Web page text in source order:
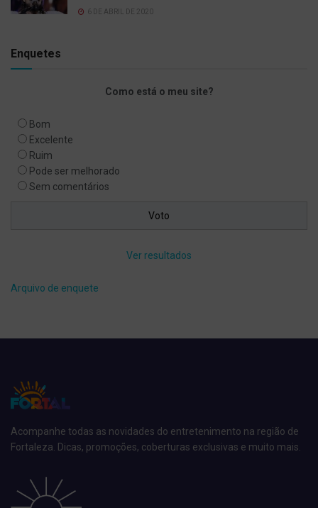
6 DE ABRIL DE 2020
Enquetes
Como está o meu site?
Bom
Excelente
Ruim
Pode ser melhorado
Sem comentários
Ver resultados
Arquivo de enquete
Acompanhe todas as novidades do entretenimento na região de
Fortaleza. Dicas, promoções, coberturas exclusivas e muito mais.